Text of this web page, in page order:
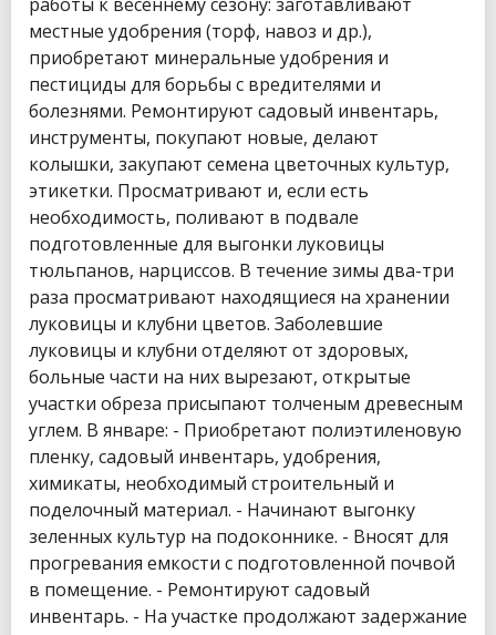
местные удобрения (торф, навоз и др.),
приобретают минеральные удобрения и
пестициды для борьбы с вредителями и
болезнями. Ремонтируют садовый инвентарь,
инструменты, покупают новые, делают
колышки, закупают семена цветочных культур,
этикетки. Просматривают и, если есть
необходимость, поливают в подвале
подготовленные для выгонки луковицы
тюльпанов, нарциссов. В течение зимы два-три
раза просматривают находящиеся на хранении
луковицы и клубни цветов. Заболевшие
луковицы и клубни отделяют от здоровых,
больные части на них вырезают, открытые
участки обреза присыпают толченым древесным
углем. В январе: - Приобретают полиэтиленовую
пленку, садовый инвентарь, удобрения,
химикаты, необходимый строительный и
поделочный материал. - Начинают выгонку
зеленных культур на подоконнике. - Вносят для
прогревания емкости с подготовленной почвой
в помещение. - Ремонтируют садовый
инвентарь. - На участке продолжают задержание